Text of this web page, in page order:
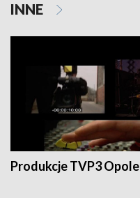
INNE
Produkcje TVP3 Opole